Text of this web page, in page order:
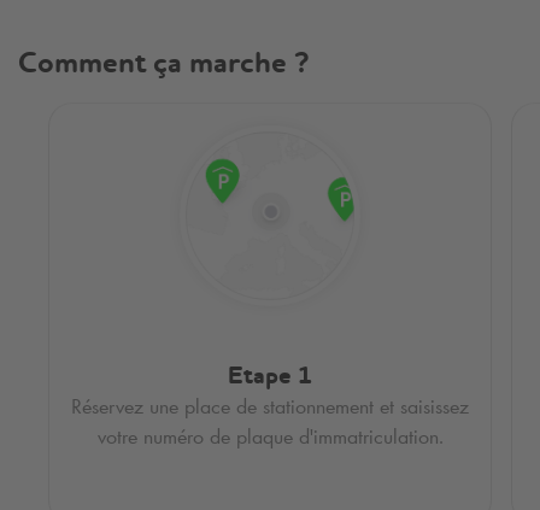
Comment ça marche ?
Etape 1
Réservez une place de stationnement et saisissez
votre numéro de plaque d'immatriculation.